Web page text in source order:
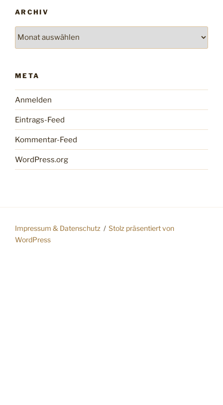
ARCHIV
META
Anmelden
Eintrags-Feed
Kommentar-Feed
WordPress.org
Impressum & Datenschutz
Stolz präsentiert von
WordPress